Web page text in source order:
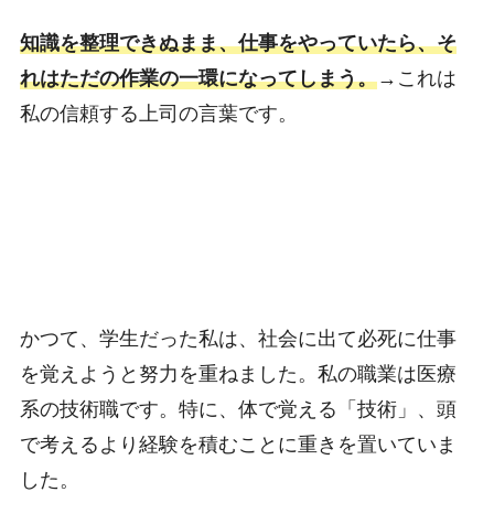
知識を整理できぬまま、仕事をやっていたら、そ
れはただの作業の一環になってしまう。→これは
私の信頼する上司の言葉です。
かつて、学生だった私は、社会に出て必死に仕事
を覚えようと努力を重ねました。私の職業は医療
系の技術職です。特に、体で覚える「技術」、頭
で考えるより経験を積むことに重きを置いていま
した。